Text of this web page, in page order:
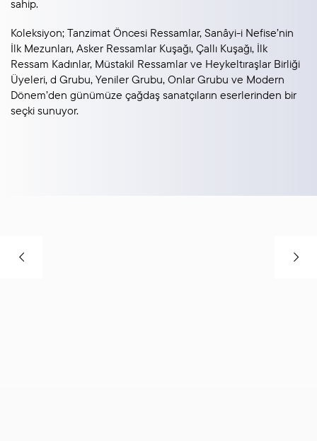
sahip.
Koleksiyon; Tanzimat Öncesi Ressamlar, Sanâyi-i Nefise’nin
İlk Mezunları, Asker Ressamlar Kuşağı, Çallı Kuşağı, İlk
Ressam Kadınlar, Müstakil Ressamlar ve Heykeltıraşlar Birliği
Üyeleri, d Grubu, Yeniler Grubu, Onlar Grubu ve Modern
Dönem’den günümüze çağdaş sanatçıların eserlerinden bir
seçki sunuyor.